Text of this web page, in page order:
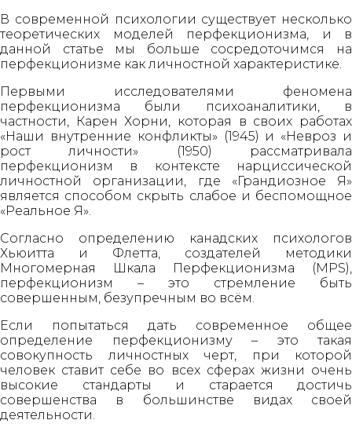
В современной психологии существует несколько
теоретических моделей перфекционизма, и в
данной статье мы больше сосредоточимся на
перфекционизме как личностной характеристике.
Первыми исследователями феномена
перфекционизма были психоаналитики, в
частности, Карен Хорни, которая в своих работах
«Наши внутренние конфликты» (1945) и «Невроз и
рост личности» (1950) рассматривала
перфекционизм в контексте нарциссической
личностной организации, где «Грандиозное Я»
является способом скрыть слабое и беспомощное
«Реальное Я».
Согласно определению канадских психологов
Хьюитта и Флетта, создателей методики
Многомерная Шкала Перфекционизма (MPS),
перфекционизм – это стремление быть
совершенным, безупречным во всём.
Если попытаться дать современное общее
определение перфекционизму – это такая
совокупность личностных черт, при которой
человек ставит себе во всех сферах жизни очень
высокие стандарты и старается достичь
совершенства в большинстве видах своей
деятельности.